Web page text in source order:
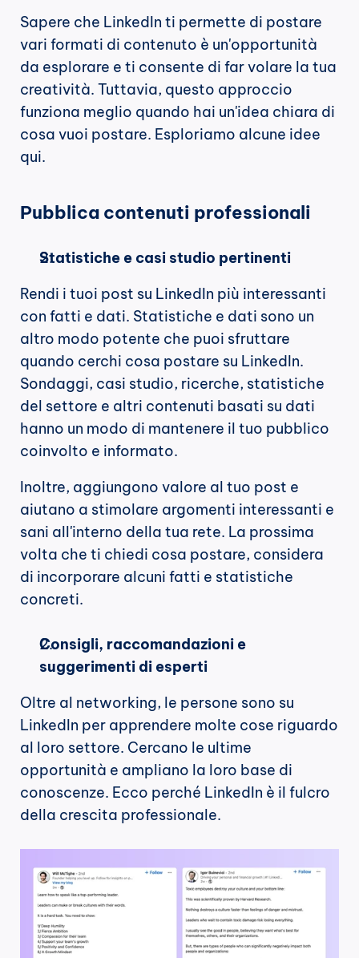
Sapere che LinkedIn ti permette di postare
vari formati di contenuto è un'opportunità
da esplorare e ti consente di far volare la tua
creatività. Tuttavia, questo approccio
funziona meglio quando hai un'idea chiara di
cosa vuoi postare. Esploriamo alcune idee
qui.
Pubblica contenuti professionali
Statistiche e casi studio pertinenti
Rendi i tuoi post su LinkedIn più interessanti
con fatti e dati. Statistiche e dati sono un
altro modo potente che puoi sfruttare
quando cerchi cosa postare su LinkedIn.
Sondaggi, casi studio, ricerche, statistiche
del settore e altri contenuti basati su dati
hanno un modo di mantenere il tuo pubblico
coinvolto e informato.
Inoltre, aggiungono valore al tuo post e
aiutano a stimolare argomenti interessanti e
sani all'interno della tua rete. La prossima
volta che ti chiedi cosa postare, considera
di incorporare alcuni fatti e statistiche
concreti.
Consigli, raccomandazioni e
suggerimenti di esperti
Oltre al networking, le persone sono su
LinkedIn per apprendere molte cose riguardo
al loro settore. Cercano le ultime
opportunità e ampliano la loro base di
conoscenze. Ecco perché LinkedIn è il fulcro
della crescita professionale.